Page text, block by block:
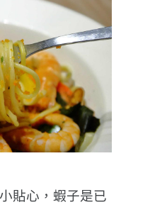
貼心，蝦子是已